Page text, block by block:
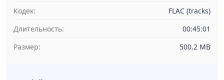
Кодек:
FLAC (tracks)
Длительность:
00:45:01
Размер:
500.2 MB